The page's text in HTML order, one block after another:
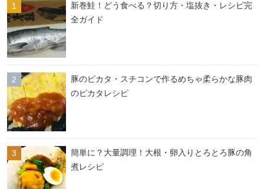
新巻鮭！どう食べる？切り方・塩抜き・レシピ完
全ガイド
豚のピカタ・スチコンで作るめちゃ柔らかな豚肉
のピカタレシピ
簡単に？大量調理！大根・卵入りとろとろ豚の角
煮レシピ